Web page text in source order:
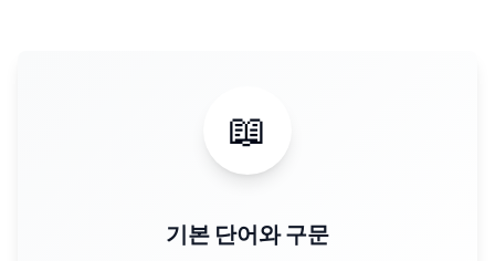
📖
기본 단어와 구문